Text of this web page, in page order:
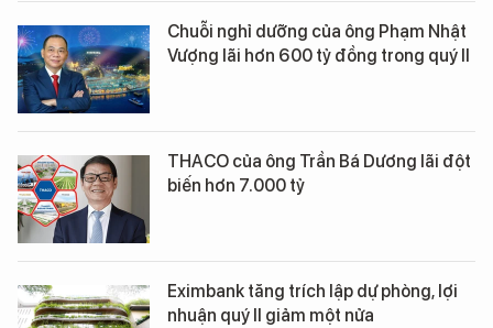
Chuỗi nghỉ dưỡng của ông Phạm Nhật
Vượng lãi hơn 600 tỷ đồng trong quý II
THACO của ông Trần Bá Dương lãi đột
biến hơn 7.000 tỷ
Eximbank tăng trích lập dự phòng, lợi
nhuận quý II giảm một nửa